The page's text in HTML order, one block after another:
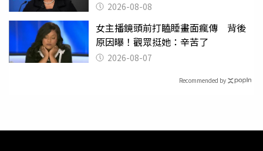
2026-08-08
女主播鏡頭前打瞌睡畫面瘋傳 背後
原因曝！觀眾挺她：辛苦了
2026-08-07
Recommended by